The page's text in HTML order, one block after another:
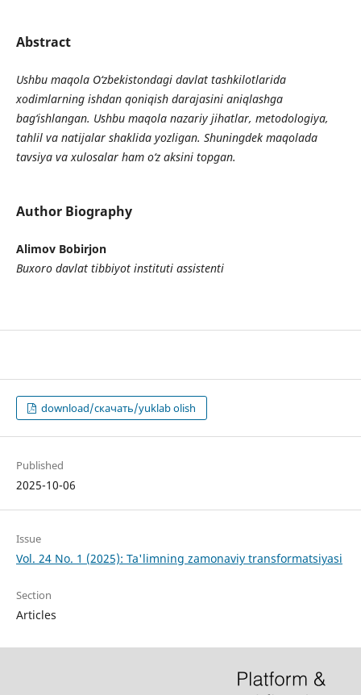
Abstract
Ushbu maqola O‘zbekistondagi davlat tashkilotlarida
xodimlarning ishdan qoniqish darajasini aniqlashga
bag‘ishlangan. Ushbu maqola nazariy jihatlar, metodologiya,
tahlil va natijalar shaklida yozligan. Shuningdek maqolada
tavsiya va xulosalar ham o‘z aksini topgan.
Author Biography
Alimov Bobirjon
Buxoro davlat tibbiyot instituti assistenti
download/скачать/yuklab olish
Published
2025-10-06
Issue
Vol. 24 No. 1 (2025): Ta'limning zamonaviy transformatsiyasi
Section
Articles